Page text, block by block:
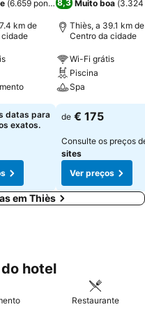
(6.659 pontuações)
km de
datas para
exatos.
8,3 Muito boa (3.324
Thiès, a 39.1 km de
Centro da cidade
Wi-Fi grátis
Piscina
Spa
de € 175
Consulte os preços
sites
Ver preços
em Thiès
hotel
Restaurante